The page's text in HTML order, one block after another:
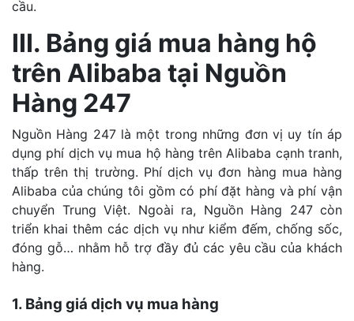
cầu.
III. Bảng giá mua hàng hộ
trên Alibaba tại Nguồn
Hàng 247
Nguồn Hàng 247 là một trong những đơn vị uy tín áp
dụng phí dịch vụ mua hộ hàng trên Alibaba cạnh tranh,
thấp trên thị trường. Phí dịch vụ đơn hàng mua hàng
Alibaba của chúng tôi gồm có phí đặt hàng và phí vận
chuyển Trung Việt. Ngoài ra, Nguồn Hàng 247 còn
triển khai thêm các dịch vụ như kiểm đếm, chống sốc,
đóng gỗ… nhằm hỗ trợ đầy đủ các yêu cầu của khách
hàng.
1. Bảng giá dịch vụ mua hàng